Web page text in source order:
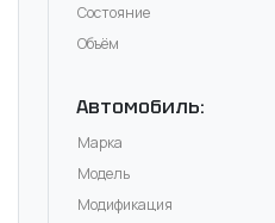
Состояние
Объём
Автомобиль:
Марка
Модель
Модификация